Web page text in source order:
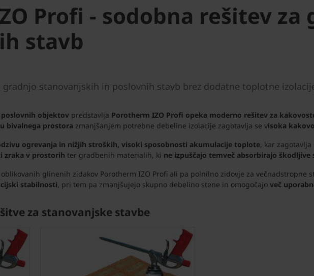
Profi - sodobna rešitev za
stavb
gradnjo stanovanjskih in poslovnih stavb brez dodatne toplotne
objektov predstavlja Porotherm IZO Profi opeka moderno rešitev za
bivalnega prostora zmanjšanjem potrebne debeline izolacije zagotavlja se visoka
ogrevanja in nižjih stroških, visoki sposobnosti akumulacije toplote, kar
zraka v prostorih ter gradbenih materialih, ki ne izpuščajo temveč absorbirajo škodljive
glinenih zidakov Porotherm IZO Profi ali pa polnilno zidovje za večnadstropne
stabilnosti, pri tem pa zmanjšujejo skupno debelino stene in omogočajo več
za stanovanjske stavbe